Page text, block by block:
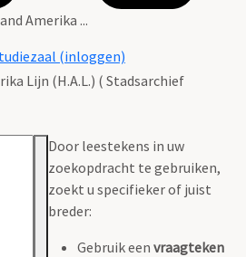
Amerika ...
(inloggen)
Lijn (H.A.L.) ( Stadsarchief
Door leestekens in uw
zoekopdracht te gebruiken,
zoekt u specifieker of juist
breder:
Gebruik een vraagteken